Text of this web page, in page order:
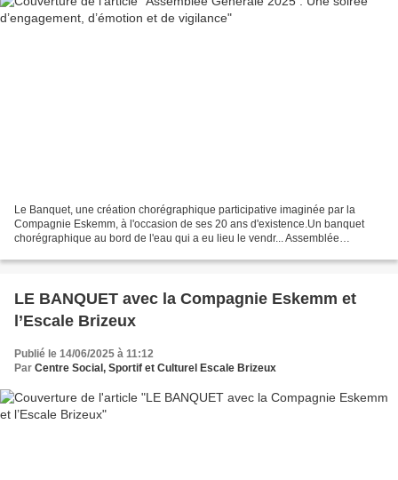
Le Banquet, une création chorégraphique participative imaginée par la
Compagnie Eskemm, à l'occasion de ses 20 ans d'existence.Un banquet
chorégraphique au bord de l'eau qui a eu lieu le vendr... Assemblée
LE BANQUET avec la Compagnie Eskemm et
l’Escale Brizeux
Publié le 14/06/2025 à 11:12
Par Centre Social, Sportif et Culturel Escale Brizeux